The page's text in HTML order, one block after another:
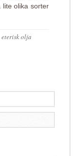
lite olika sorter
eterisk olja